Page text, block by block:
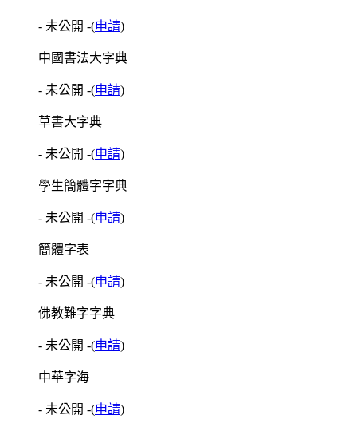
- 未公開 -(申請)
中國書法大字典
- 未公開 -(申請)
草書大字典
- 未公開 -(申請)
學生簡體字字典
- 未公開 -(申請)
簡體字表
- 未公開 -(申請)
佛教難字字典
- 未公開 -(申請)
中華字海
- 未公開 -(申請)